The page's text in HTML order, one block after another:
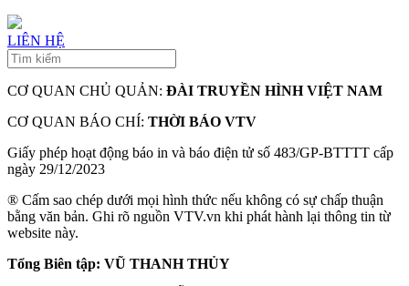
LIÊN HỆ
CƠ QUAN CHỦ QUẢN: ĐÀI TRUYỀN HÌNH VIỆT NAM
CƠ QUAN BÁO CHÍ: THỜI BÁO VTV
Giấy phép hoạt động báo in và báo điện tử số 483/GP-BTTTT cấp
ngày 29/12/2023
® Cấm sao chép dưới mọi hình thức nếu không có sự chấp thuận
bằng văn bản. Ghi rõ nguồn VTV.vn khi phát hành lại thông tin từ
website này.
Tổng Biên tập: VŨ THANH THỦY